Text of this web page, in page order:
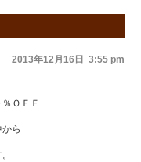
2013年12月16日 3:55 pm
ＯＦＦ
ら